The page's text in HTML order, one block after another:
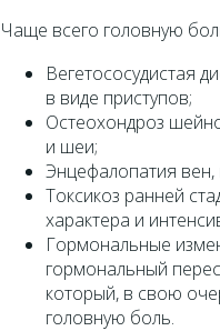
Чаще всего головную
Вегетососудистая
в виде приступов;
Остеохондроз
и шеи;
Энцефалопатия вен,
Токсикоз ранней
характера и
Гормональные
гормональный
который, в свою
головную боль.